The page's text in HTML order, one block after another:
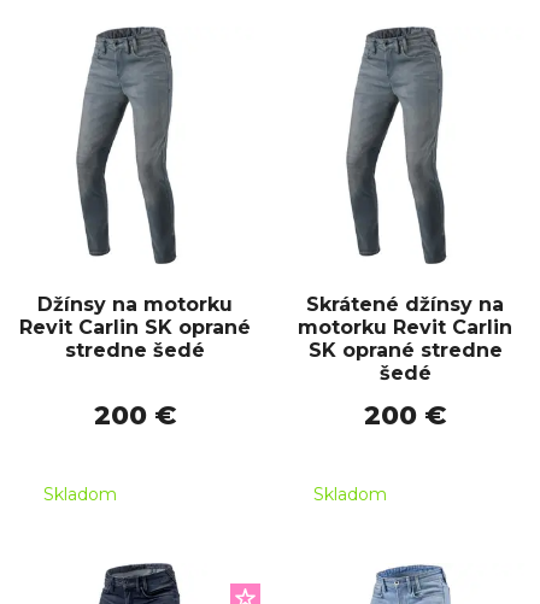
Džínsy na motorku
Revit Carlin SK oprané
stredne šedé
200 €
Skladom
Skrátené džínsy na
motorku Revit Carlin
SK oprané stredne
šedé
200 €
Skladom